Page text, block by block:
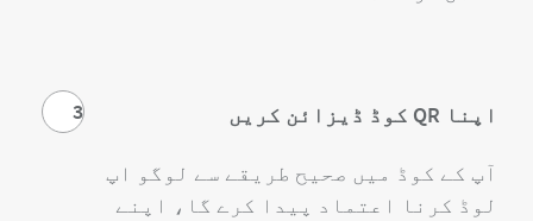
3 اپنا QR کوڈ ڈیزائن کریں
آپ کے کوڈ میں صحیح طریقے سے لوگو اپ
لوڈ کرنا اعتماد پیدا کرے گا، اپنے